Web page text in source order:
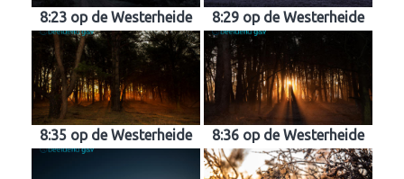
8:23 op de Westerheide 8:29 op de Westerheide
8:35 op de Westerheide 8:36 op de Westerheide